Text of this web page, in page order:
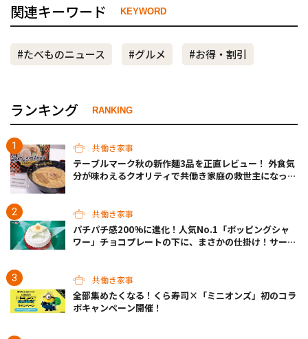
関連キーワード KEYWORD
#たべものニュース #グルメ #お得・割引
ランキング RANKING
共働き家事
テーブルマーク秋の新作麺3品を正直レビュー！ 外食気
分が味わえるクオリティで共働き家庭の救世主になって
共働き家事
パチパチ感200%に進化！人気No.1「ポッピングシャ
ワー」チョコプレートの下に、まさかの仕掛け！サーテ
共働き家事
全部集めたくなる！くら寿司×「ミニオンズ」初のコラ
ボキャンペーン開催！